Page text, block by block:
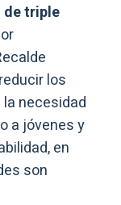
triple
los
necesidad
a jóvenes y
en
son